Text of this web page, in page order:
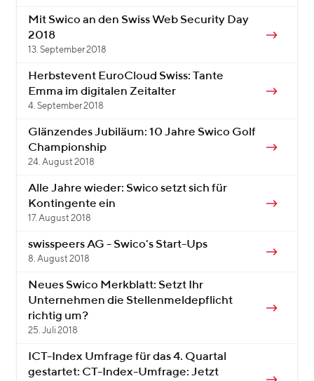
13. September 2018
Mit Swico an den Swiss Web Security Day
2018
4. September 2018
Herbstevent EuroCloud Swiss: Tante
Emma im digitalen Zeitalter
24. August 2018
Glänzendes Jubiläum: 10 Jahre Swico Golf
Championship
17. August 2018
Alle Jahre wieder: Swico setzt sich für
Kontingente ein
8. August 2018
swisspeers AG - Swico's Start-Ups
25. Juli 2018
Neues Swico Merkblatt: Setzt Ihr
Unternehmen die Stellenmeldepflicht
richtig um?
ICT-Index Umfrage für das 4. Quartal
gestartet: CT-Index-Umfrage: Jetzt